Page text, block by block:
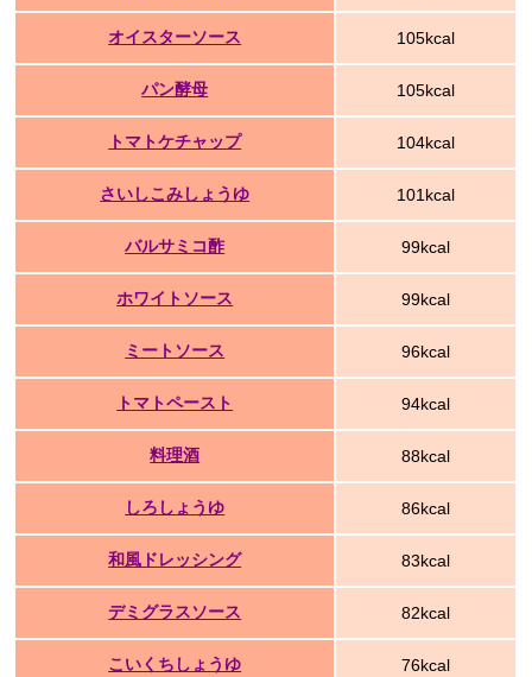
オイスターソース 105kcal
パン酵母 105kcal
トマトケチャップ 104kcal
さいしこみしょうゆ 101kcal
バルサミコ酢 99kcal
ホワイトソース 99kcal
ミートソース 96kcal
トマトペースト 94kcal
料理酒 88kcal
しろしょうゆ 86kcal
和風ドレッシング 83kcal
デミグラスソース 82kcal
こいくちしょうゆ 76kcal